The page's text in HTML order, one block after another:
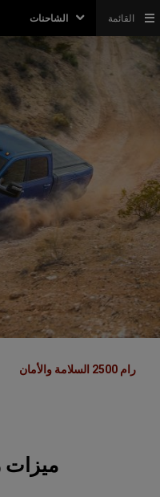
الشاحنات القائمة
رام 2500 السلامة والأمان
ميزات